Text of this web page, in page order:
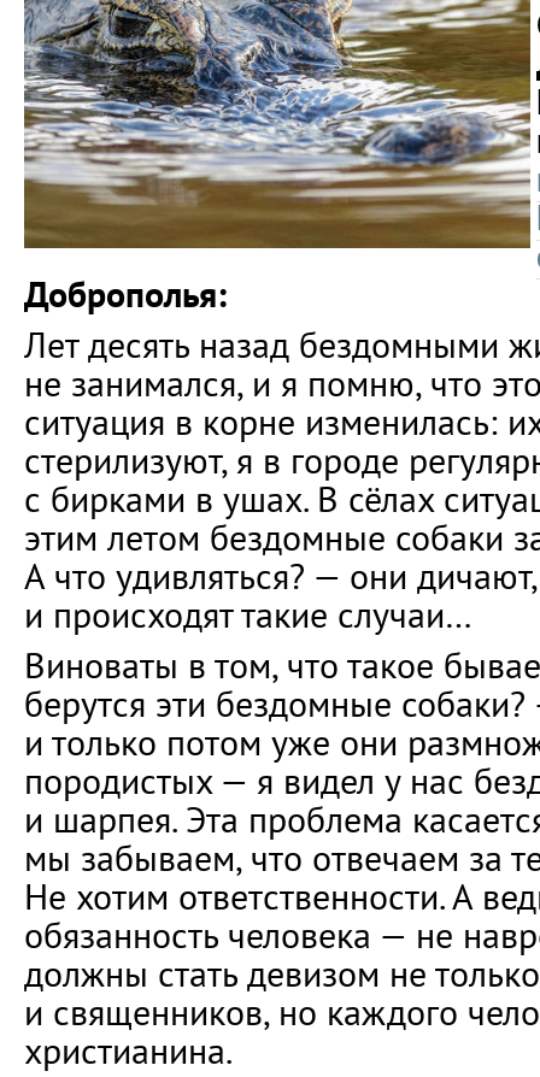
Доброполья:
Лет десять назад бездомными
не занимался, и я помню, что
ситуация в корне изменилась:
стерилизуют, я в городе
с бирками в ушах. В сёлах
этим летом бездомные собаки
А что удивляться? — они дичают,
и происходят такие случаи…
Виноваты в том, что такое
берутся эти бездомные
и только потом уже они
породистых — я видел у нас
и шарпея. Эта проблема
мы забываем, что отвечаем за
Не хотим ответственности. А
обязанность человека — не
должны стать девизом не
и священников, но каждого
христианина.